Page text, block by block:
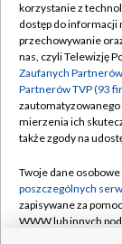
Abonament
Emisja w TVP
Centrum
Naziemna
Rada
System NOS
korzystanie z
dostęp do informacji
przechowywanie
nas, czyli Telewizję
Zaufanych
Partnerów TVP (93
mierzenia ich
także zgody na
Twoje dane
poszczególnych
zapisywane za
WWW lub innych